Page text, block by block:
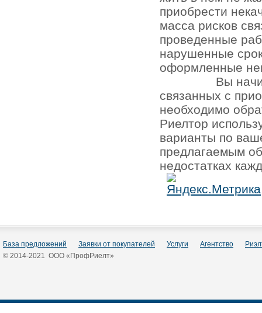
приобрести
масса рисков
проведенные
нарушенные
оформленные
Вы
связанных с
необходимо
Риелтор
варианты по
предлагаемым
недостатках
База предложений Заявки от покупателей Услуги Агентство
© 2014-2021 ООО «ПрофРиелт»